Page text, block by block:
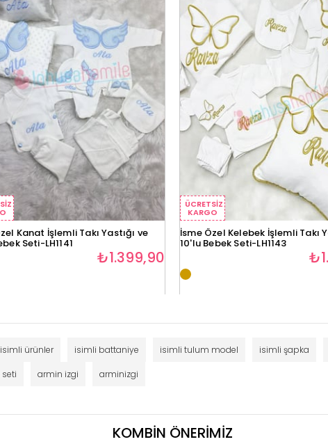
Kanat İşlemli Takı Yastığı ve
Seti-LH1141
₺1.399,90
ÜCRETSIZ
KARGO
İsme Özel Kelebek İşlemli Takı
10'lu Bebek Seti-LH1143
isimli ürünler isimli battaniye isimli tulum model isimli şapka
armin izgi arminizgi
KOMBİN ÖNERİMİZ